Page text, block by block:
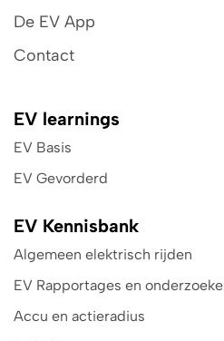
De EV App
Contact
EV learnings
EV Basis
EV Gevorderd
EV Kennisbank
Algemeen elektrisch rijden
EV Rapportages en
Accu en actieradius